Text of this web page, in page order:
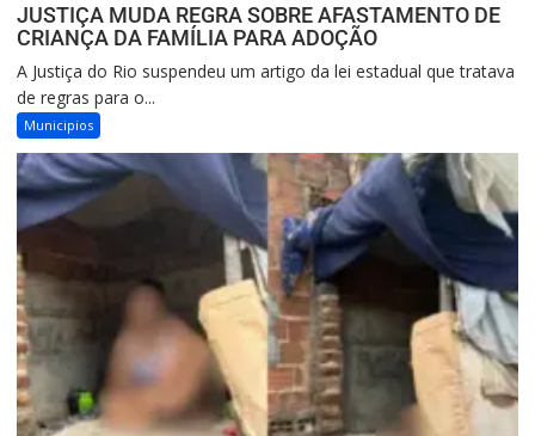
JUSTIÇA MUDA REGRA SOBRE AFASTAMENTO DE
CRIANÇA DA FAMÍLIA PARA ADOÇÃO
A Justiça do Rio suspendeu um artigo da lei estadual que tratava
de regras para o...
Municipios